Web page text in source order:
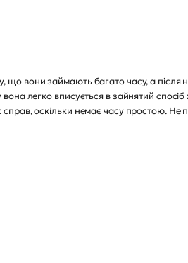
вони займають багато часу, а після
легко вписується в зайнятий
оскільки немає часу простою. Не